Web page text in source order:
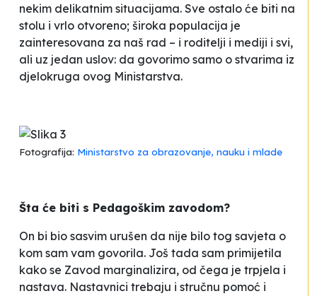
nekim delikatnim situacijama. Sve ostalo će biti na
stolu i vrlo otvoreno; široka populacija je
zainteresovana za naš rad – i roditelji i mediji i svi,
ali uz jedan uslov: da govorimo samo o stvarima iz
djelokruga ovog Ministarstva.
Fotografija: Ministarstvo za obrazovanje, nauku i mlade
Šta će biti s Pedagoškim zavodom?
On bi bio sasvim urušen da nije bilo tog savjeta o
kom sam vam govorila. Još tada sam primijetila
kako se Zavod marginalizira, od čega je trpjela i
nastava. Nastavnici trebaju i stručnu pomoć i